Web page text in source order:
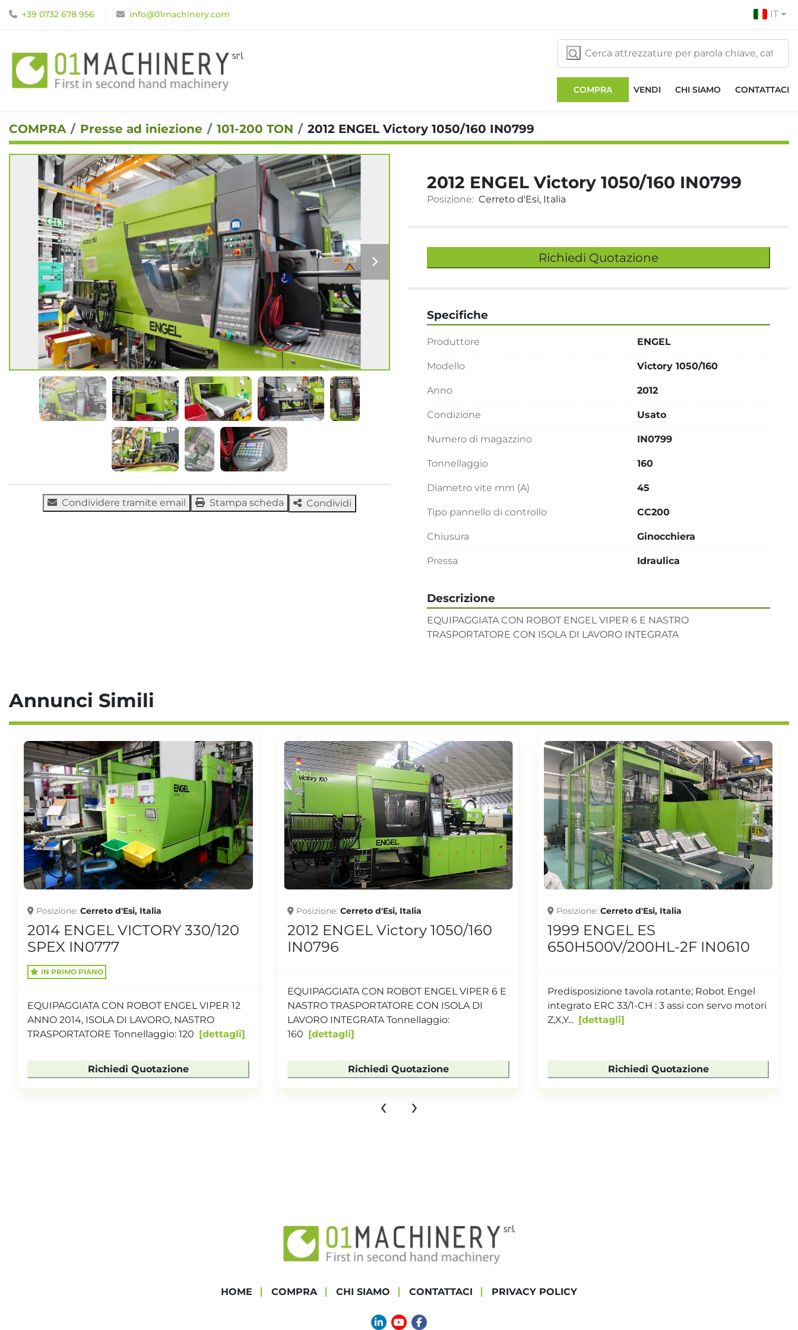
+39 0732 678 956 info@01machinery.com IT
COMPRA VENDI CHI SIAMO CONTATTACI
COMPRA Presse ad iniezione 101-200 TON 2012 ENGEL Victory 1050/160 IN0799
Condividere tramite email Stampa scheda Condividi
2012 ENGEL Victory 1050/160 IN0799
Posizione: Cerreto d'Esi, Italia
Richiedi Quotazione
Descrizione
EQUIPAGGIATA CON ROBOT ENGEL VIPER 6 E NASTRO
TRASPORTATORE CON ISOLA DI LAVORO INTEGRATA
Specifiche
Produttore ENGEL
Modello Victory 1050/160
Anno 2012
Condizione Usato
Numero di magazzino IN0799
Tonnellaggio 160
Diametro vite mm (A) 45
Tipo pannello di controllo CC200
Chiusura Ginocchiera
Pressa Idraulica
Annunci Simili
Posizione Cerreto d'Esi, Italia
2012 ENGEL Victory 1050/160
IN0796
NASTRO TRASPORTATORE CON ISOLA DI
LAVORO INTEGRATA Tonnellaggio:
160
dettagli
Richiedi Quotazione
Posizione Cerreto d'Esi, Italia
1999 ENGEL ES
650H500V/200HL-2F IN0610
Predisposizione tavola rotante; Robot Engel
integrato ERC 33/1-CH : 3 assi con servo motori
Z,X,Y...
dettagli
Richiedi Quotazione
Posizione Cerreto d'Esi, Italia
2012 ENGEL Victory 1050/160
IN0798
EQUIPAGGIATA CON ROBOT ENGEL VIPER 6 E
NASTRO TRASPORTATORE CON ISOLA DI
LAVORO INTEGRATA Tonnellaggio:
Richiedi Quotazione
‹ ›
HOME COMPRA CHI SIAMO CONTATTACI PRIVACY POLICY